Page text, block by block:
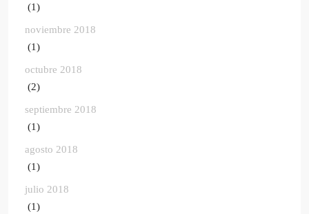
(1)
noviembre 2018
(1)
octubre 2018
(2)
septiembre 2018
(1)
agosto 2018
(1)
julio 2018
(1)